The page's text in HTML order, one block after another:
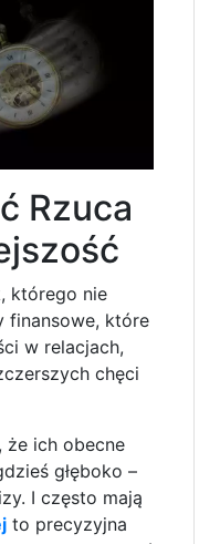
Rzuca
którego nie
finansowe, które
w relacjach,
chęci
że ich obecne
głęboko –
I często mają
to precyzyjna